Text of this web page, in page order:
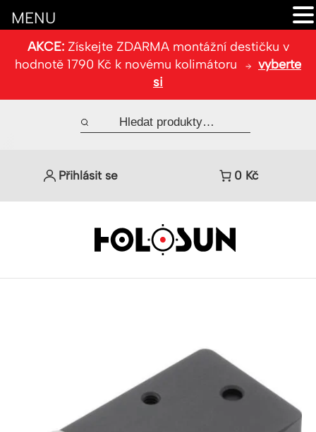
AKCE:Získejte ZDARMA montážní destičku v
hodnotě 1790 Kč k novému kolimátoru
vyberte
si
Přihlásit se 0 Kč
MENU